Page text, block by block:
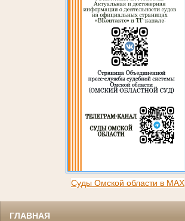
Суды Омской области в MAX
ГЛАВНАЯ